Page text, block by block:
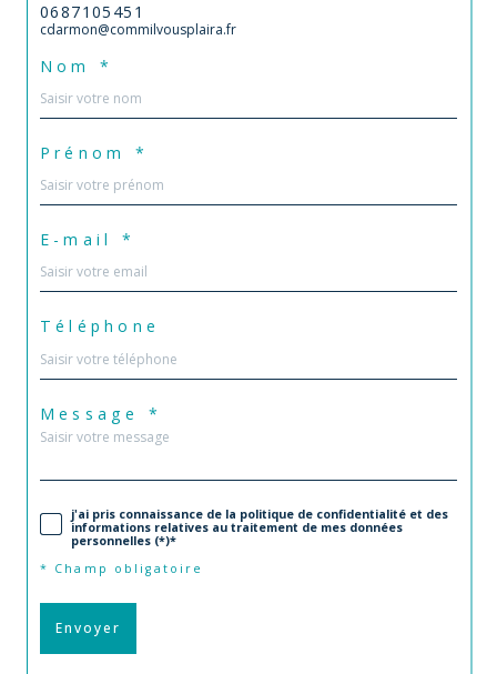
0687105451
cdarmon@commilvousplaira.fr
Nom *
Prénom *
E-mail *
Téléphone
Message *
j'ai pris connaissance de la politique de confidentialité et des
informations relatives au traitement de mes données
personnelles (*)*
* Champ obligatoire
Envoyer